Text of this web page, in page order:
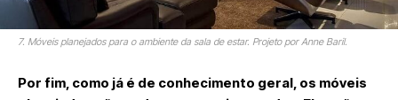
7. Móveis planejados para o ambiente da sala de estar. Projeto por Anne Baril.
Por fim, como já é de conhecimento geral, os móveis